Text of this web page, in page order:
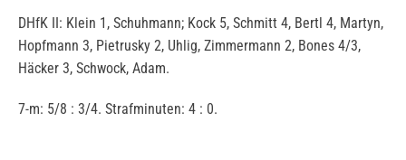
DHfK II: Klein 1, Schuhmann; Kock 5, Schmitt 4, Bertl 4, Martyn,
Hopfmann 3, Pietrusky 2, Uhlig, Zimmermann 2, Bones 4/3,
Häcker 3, Schwock, Adam.
7-m: 5/8 : 3/4. Strafminuten: 4 : 0.